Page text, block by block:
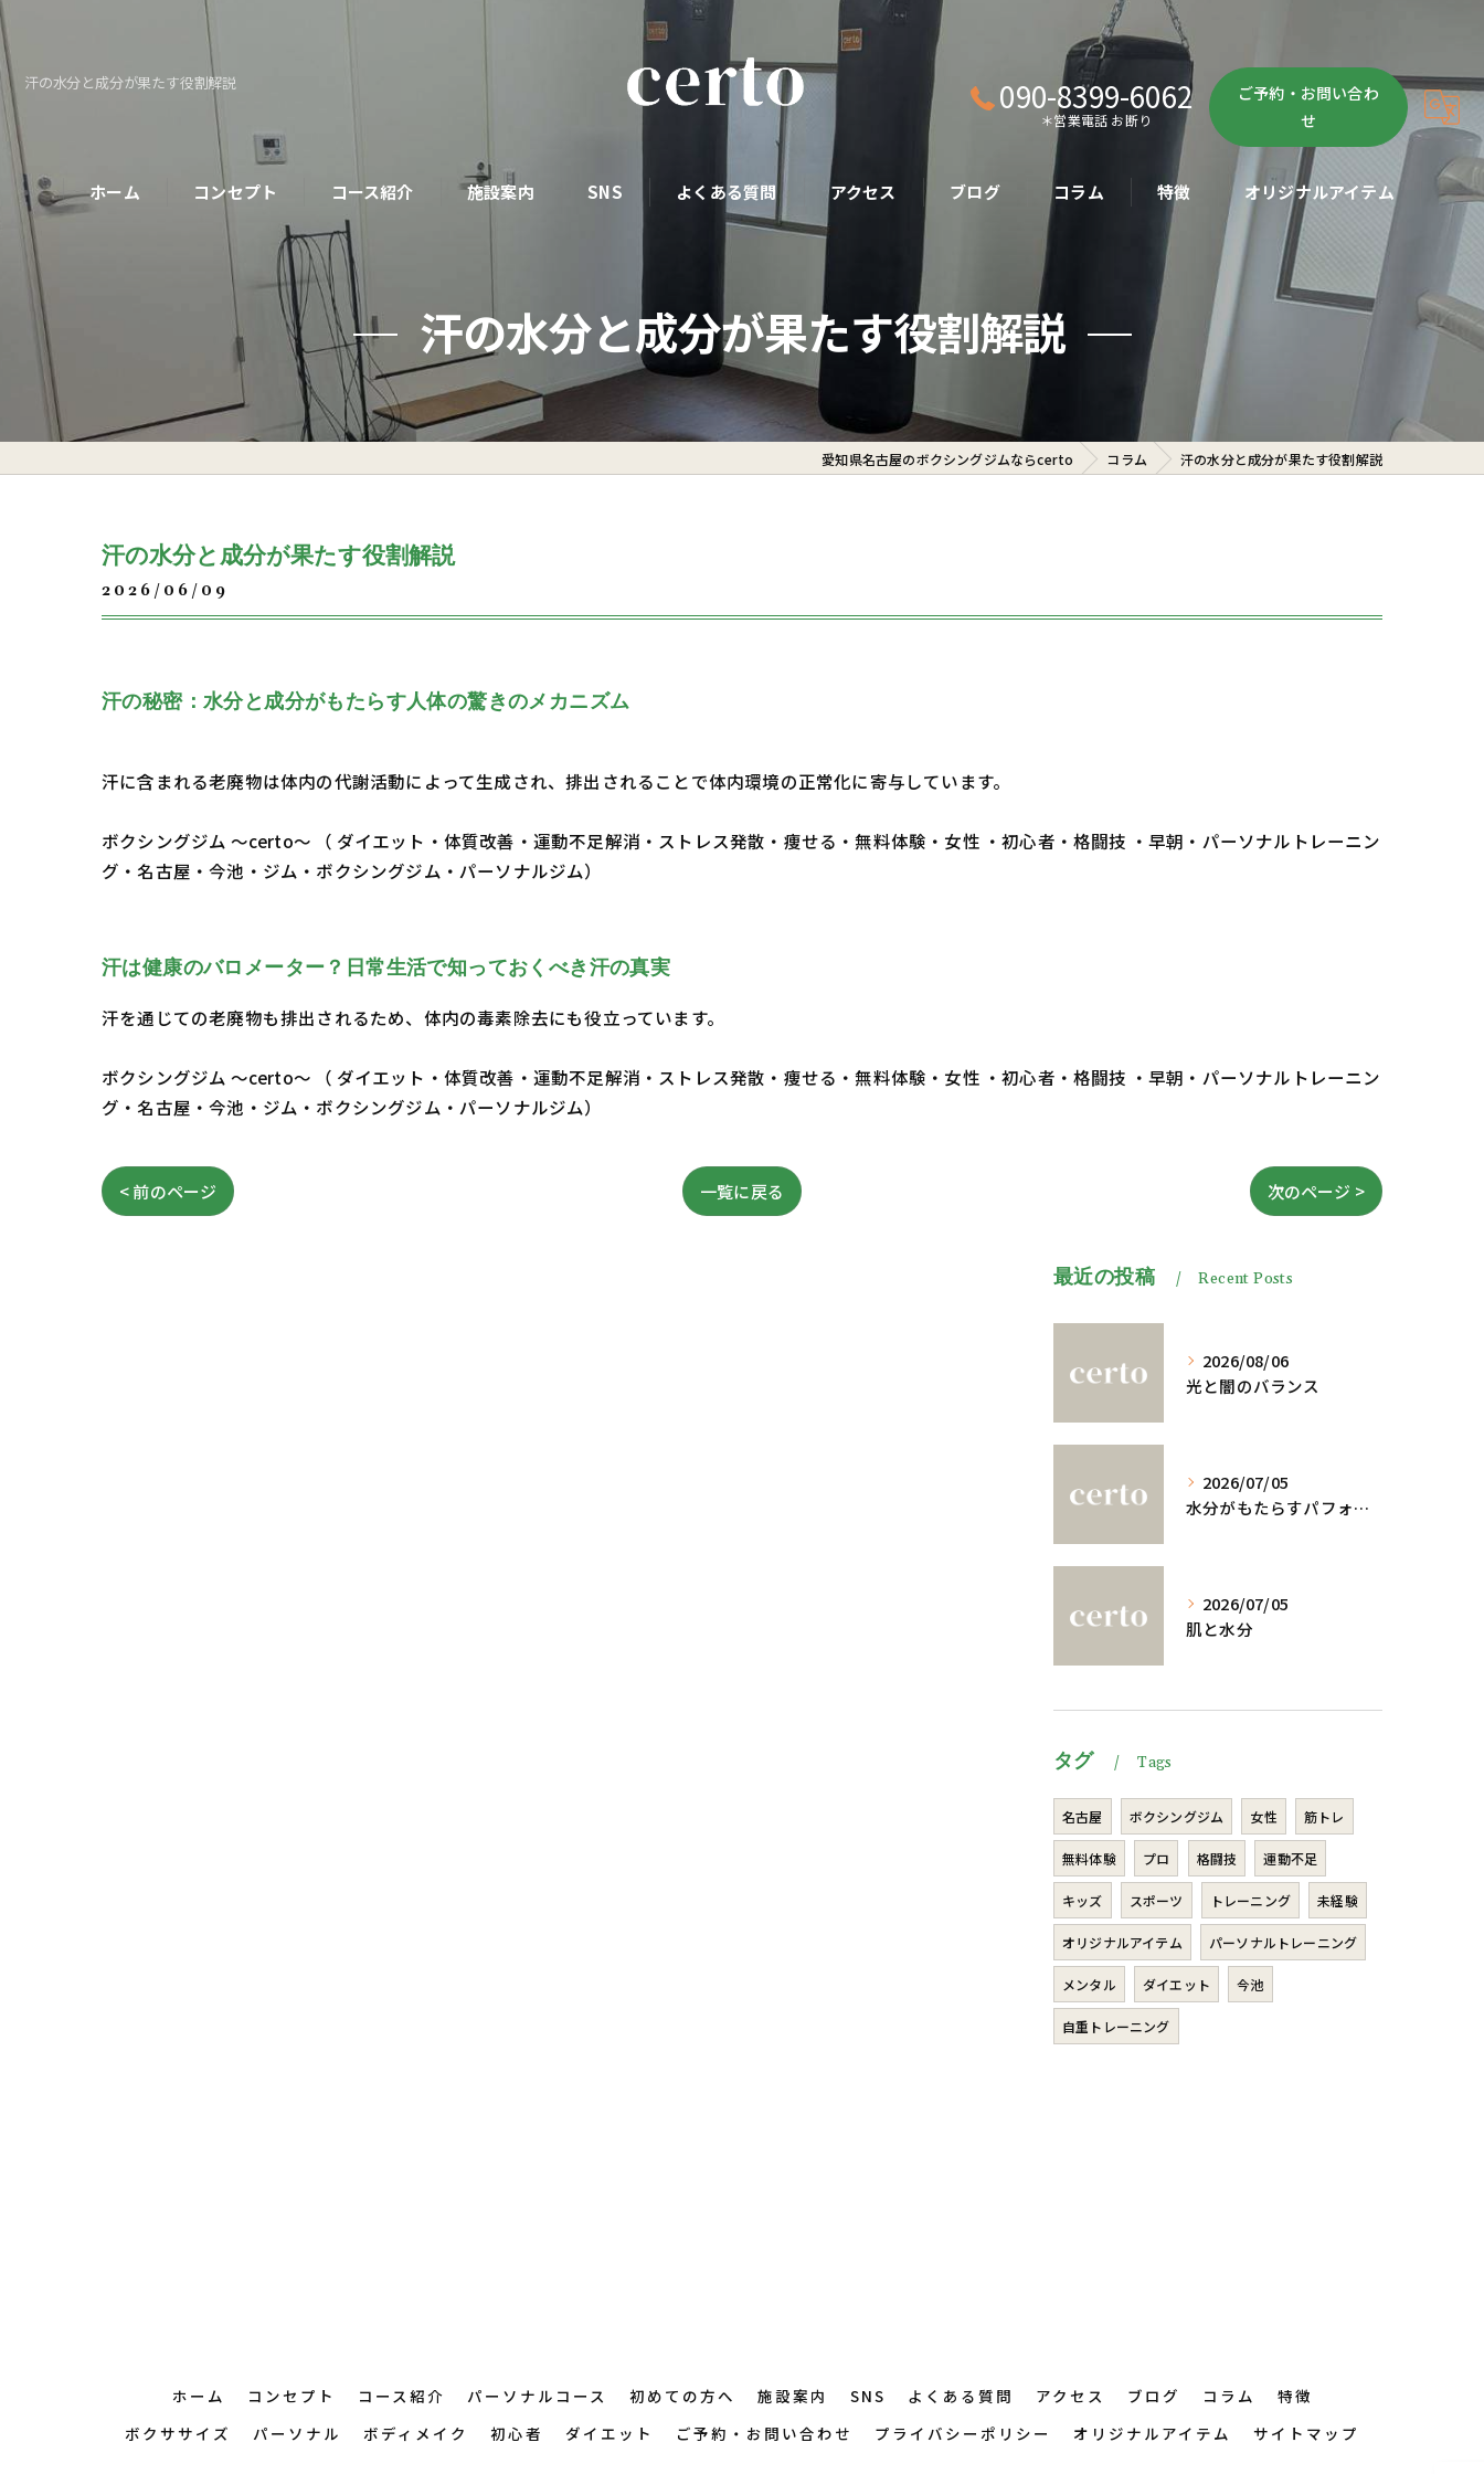
汗の水分と成分が果たす役割解説 090-8399-6062
＊営業電話 お断り
ご予約・お問い合わ
せ
ホーム コンセプト コース紹介
パーソナルコース
初めての方へ
施設案内 SNS よくある質問 アクセス ブログ コラム 特徴
ボクササイズ
パーソナル
ボディメイク
初心者
ダイエット
オリジナルアイテム
汗の水分と成分が果たす役割解説
愛知県名古屋のボクシングジムならcerto コラム 汗の水分と成分が果たす役割解説
汗の水分と成分が果たす役割解説
2026/06/09
汗の秘密：水分と成分がもたらす人体の驚きのメカニズム
汗に含まれる老廃物は体内の代謝活動によって生成され、排出されることで体内環境の正常化に寄与しています。
ボクシングジム ～certo～ （ ダイエット・体質改善・運動不足解消・ストレス発散・痩せる・無料体験・女性 ・初心者・格闘技 ・早朝・パーソナルトレーニン
グ・名古屋・今池・ジム・ボクシングジム・パーソナルジム）
汗は健康のバロメーター？日常生活で知っておくべき汗の真実
汗を通じての老廃物も排出されるため、体内の毒素除去にも役立っています。
ボクシングジム ～certo～ （ ダイエット・体質改善・運動不足解消・ストレス発散・痩せる・無料体験・女性 ・初心者・格闘技 ・早朝・パーソナルトレーニン
グ・名古屋・今池・ジム・ボクシングジム・パーソナルジム）
< 前のページ 一覧に戻る 次のページ >
最近の投稿 Recent Posts
2026/08/06
光と闇のバランス
2026/07/05
水分がもたらすパフォーマンスへの影響
2026/07/05
肌と水分
タグ Tags
名古屋 ボクシングジム 女性 筋トレ
無料体験 プロ 格闘技 運動不足
キッズ スポーツ トレーニング 未経験
オリジナルアイテム パーソナルトレーニング
メンタル ダイエット 今池
自重トレーニング
ホーム コンセプト コース紹介 パーソナルコース 初めての方へ 施設案内 SNS よくある質問 アクセス ブログ コラム
特徴
ボクササイズ
パーソナル ボディメイク 初心者 ダイエット ご予約・お問い合わせ プライバシーポリシー オリジナルアイテム サイトマップ